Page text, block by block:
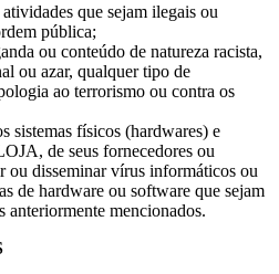
que sejam ilegais ou
pública;
ou conteúdo de natureza racista,
ou azar, qualquer tipo de
ao terrorismo ou contra os
sistemas físicos (hardwares) e
de seus fornecedores ou
ou disseminar vírus informáticos ou
de hardware ou software que sejam
anteriormente mencionados.